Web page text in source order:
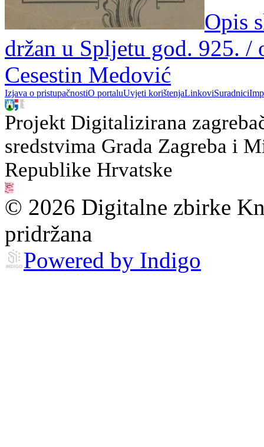
Opis
držan u Spljetu god. 925. /
Cesestin Medović
Izjava o pristupačnostiO portaluUvjeti korištenjaLinkoviSuradnici
Projekt Digitalizirana
sredstvima Grada Zagreba i
Republike Hrvatske
© 2026 Digitalne zbirke
pridržana
Powered by Indigo